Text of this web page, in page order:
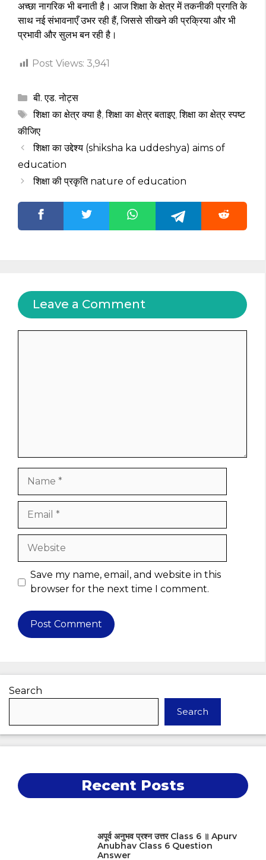
अच्छा नागरिक भी बनाती है। आज शिक्षा के क्षेत्र में तकनीकी प्रगति के
साथ नई संभावनाएँ उभर रही हैं, जिससे सीखने की प्रक्रिया और भी
प्रभावी और सुलभ बन रही है।
Post Views: 3,941
Categories
बी. एड. नोट्स
Tags
शिक्षा का क्षेत्र क्या है,शिक्षा का क्षेत्र बताइए,शिक्षा का क्षेत्र स्पष्ट
कीजिए
शिक्षा का उद्देश्य (shiksha ka uddeshya) aims of
education
शिक्षा की प्रकृति nature of education
Leave a Comment
Website
Save my name, email, and website in this
browser for the next time I comment.
Search
Search
Recent Posts
अपूर्व अनुभव प्रश्न उत्तर Class 6 ॥ Apurv
Anubhav Class 6 Question
Answer